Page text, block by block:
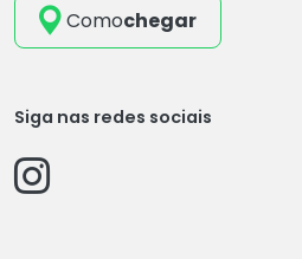
Comochegar
Siga nas redes sociais